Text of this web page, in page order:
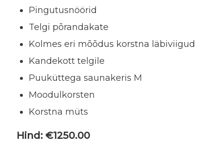
Pingutusnöörid
Telgi põrandakate
Kolmes eri mõõdus korstna läbiviigud
Kandekott telgile
Puuküttega saunakeris M
Moodulkorsten
Korstna müts
Hind: €1250.00